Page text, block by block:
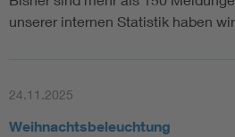
unserer internen Statistik haben
24.11.2025
Weihnachtsbeleuchtung